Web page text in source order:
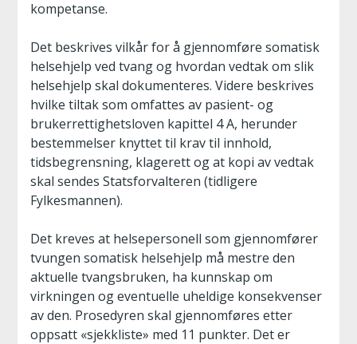
kompetanse.
Det beskrives vilkår for å gjennomføre somatisk
helsehjelp ved tvang og hvordan vedtak om slik
helsehjelp skal dokumenteres. Videre beskrives
hvilke tiltak som omfattes av pasient- og
brukerrettighetsloven kapittel 4 A, herunder
bestemmelser knyttet til krav til innhold,
tidsbegrensning, klagerett og at kopi av vedtak
skal sendes Statsforvalteren (tidligere
Fylkesmannen).
Det kreves at helsepersonell som gjennomfører
tvungen somatisk helsehjelp må mestre den
aktuelle tvangsbruken, ha kunnskap om
virkningen og eventuelle uheldige konsekvenser
av den. Prosedyren skal gjennomføres etter
oppsatt «sjekkliste» med 11 punkter. Det er